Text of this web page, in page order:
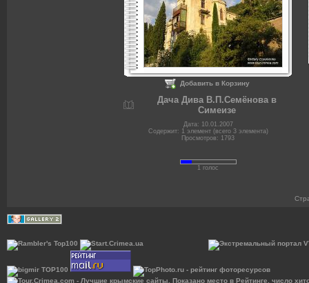
Добавить в Корзину
Дача Дива В.П.Семёнова в
Симеизе
Дата: 10.01.2007
Содержит: 1 элемент (всего 3 элемента)
Просмотров: 1793
1 голос